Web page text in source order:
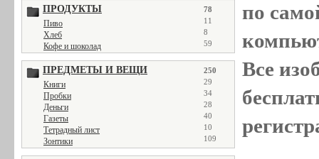
ПРОДУКТЫ 78
Пиво 11
Хлеб 8
Кофе и шоколад 59
ПРЕДМЕТЫ И ВЕЩИ 250
Книги 29
Пробки 34
Деньги 28
Газеты 40
Тетрадный лист 10
Зонтики 109
по
Все